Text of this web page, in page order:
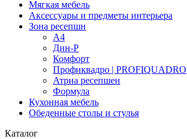
Мягкая мебель
Аксессуары и предметы интерьера
Зона ресепшн
А4
Дин-Р
Комфорт
Профиквадро | PROFIQUADRO
Атриа ресепшен
Формула
Кухонная мебель
Обеденные столы и стулья
Каталог